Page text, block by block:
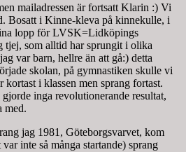
mailadressen är fortsatt Klarin :) Vi
Bosatt i Kinne-kleva på kinnekulle, i
lopp för LVSK=Lidköpings
tjej, som alltid har sprungit i olika
var barn, hellre än att gå:) detta
skolan, på gymnastiken skulle vi
kortast i klassen men sprang fortast.
inga revolutionerande resultat,
med.
jag 1981, Göteborgsvarvet, kom
inte så många startande) sprang